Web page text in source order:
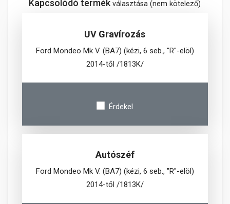
Kapcsolódó termékválasztása (nem kötelező)
UV Gravírozás
Ford Mondeo Mk V. (BA7) (kézi, 6 seb., "R"-elöl)
2014-től /1813K/
Érdekel
Autószéf
Ford Mondeo Mk V. (BA7) (kézi, 6 seb., "R"-elöl)
2014-től /1813K/